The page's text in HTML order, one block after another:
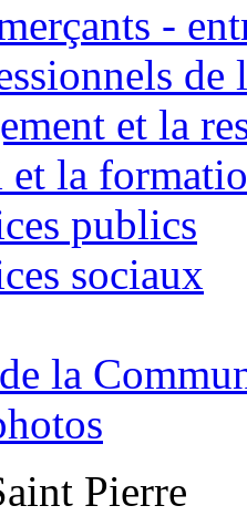
-
de
et la
la
publics
sociaux
la
Pierre